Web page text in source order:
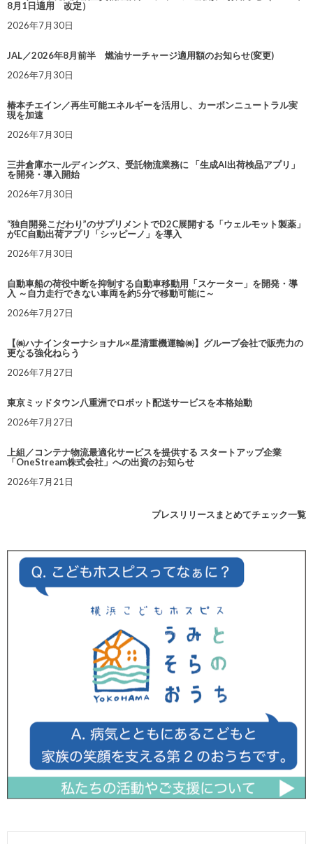
8月1日適用 改定）
2026年7月30日
JAL／2026年8月前半 燃油サーチャージ適用額のお知らせ(変更)
2026年7月30日
椿本チエイン／再生可能エネルギーを活用し、カーボンニュートラル実
現を加速
2026年7月30日
三井倉庫ホールディングス、受託物流業務に 「生成AI出荷検品アプリ」
を開発・導入開始
2026年7月30日
“独自開発こだわり”のサプリメントでD2C展開する「ウェルモット製薬」
がEC自動出荷アプリ「シッピーノ」を導入
2026年7月30日
自動車船の荷役中断を抑制する自動車移動用「スケーター」を開発・導
入 ～自力走行できない車両を約5分で移動可能に～
2026年7月27日
【㈱ハナインターナショナル×星清重機運輸㈱】グループ会社で販売力の
更なる強化ねらう
2026年7月27日
東京ミッドタウン八重洲でロボット配送サービスを本格始動
2026年7月27日
上組／コンテナ物流最適化サービスを提供する スタートアップ企業
「OneStream株式会社」への出資のお知らせ
2026年7月21日
プレスリリースまとめてチェック一覧